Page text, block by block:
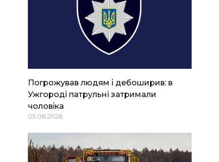
Погрожував людям і дебоширив: в
Ужгороді патрульні затримали
чоловіка
05.08.2026